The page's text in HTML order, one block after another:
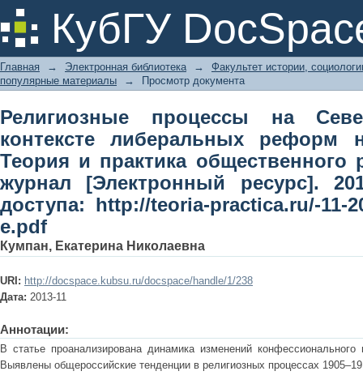
КубГУ
Религиозные процессы на
реформ начала ХХ века //
научный журнал [Электронный
http://teoria-practica.ru/-11-2013/
Главная → Электронная библиотека →
Факультет истории,
популярные материалы
→ Просмотр документа
Религиозные процессы на
контексте либеральных реформ
Теория и практика общественного
журнал [Электронный ресурс].
доступа: http://teoria-practica.ru/-11-
e.pdf
Кумпан, Екатерина Николаевна
URI: http://docspace.kubsu.ru/docspace/handle/1/238
Дата: 2013-11
Аннотации:
В статье проанализирована динамика изменений
Выявлены общероссийские тенденции в религиозных процессах